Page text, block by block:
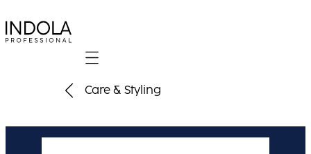
Mobile navigation
Care & Styling